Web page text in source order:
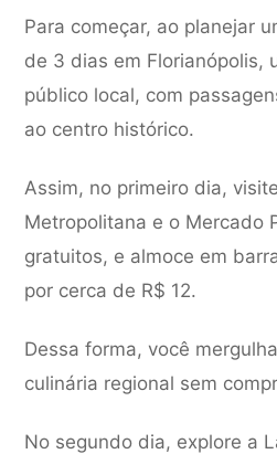
Para começar, ao planejar
de 3 dias em Florianópolis,
público local, com
ao centro histórico.
Assim, no primeiro dia,
Metropolitana e o Mercado
gratuitos, e almoce em
por cerca de R$ 12.
Dessa forma, você
culinária regional sem
No segundo dia, explore a